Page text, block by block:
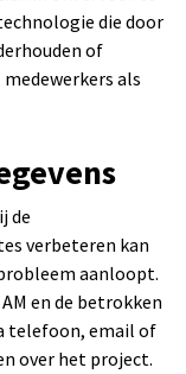
die door
of
als
de
verbeteren kan
aanloopt.
en de betrokken
telefoon, email of
over het project.